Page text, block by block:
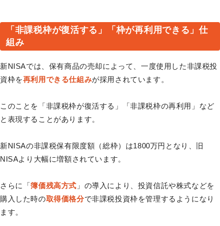
「非課税枠が復活する」「枠が再利用できる」仕
組み
新NISAでは、保有商品の売却によって、一度使用した非課税投
資枠を再利用できる仕組みが採用されています。
このことを「非課税枠が復活する」「非課税枠の再利用」など
と表現することがあります。
新NISAの非課税保有限度額（総枠）は1800万円となり、旧
NISAより大幅に増額されています。
さらに「簿価残高方式 」の導入により、投資信託や株式などを
購入した時の取得価格分で非課税投資枠を管理するようになり
ます。